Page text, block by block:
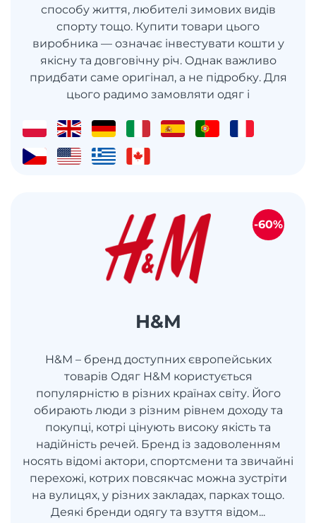
способу життя, любителі зимових видів
спорту тощо. Купити товари цього
виробника — означає інвестувати кошти у
якісну та довговічну річ. Однак важливо
придбати саме оригінал, а не підробку. Для
цього радимо замовляти одяг і
H&M
H&M – бренд доступних європейських
товарів Одяг H&M користується
популярністю в різних країнах світу. Його
обирають люди з різним рівнем доходу та
покупці, котрі цінують високу якість та
надійність речей. Бренд із задоволенням
носять відомі актори, спортсмени та звичайні
перехожі, котрих повсякчас можна зустріти
на вулицях, у різних закладах, парках тощо.
Деякі бренди одягу та взуття відом...
-60%